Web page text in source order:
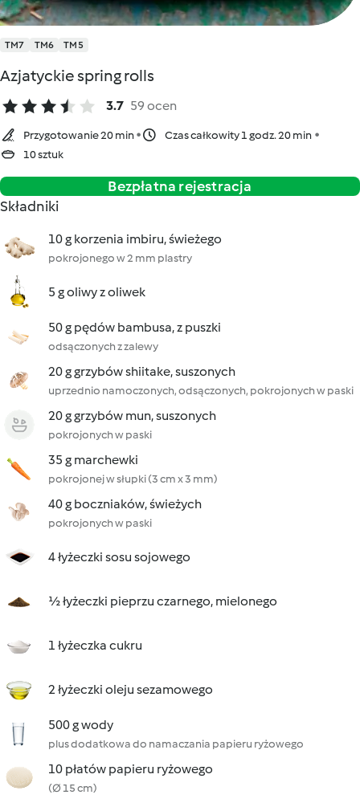
TM7 TM6 TM5
Azjatyckie spring rolls
3.7 59 ocen
Przygotowanie 20 min
Czas całkowity 1 godz. 20 min
10 sztuk
Bezpłatna rejestracja
Składniki
10 g korzenia imbiru, świeżego
pokrojonego w 2 mm plastry
5 g oliwy z oliwek
50 g pędów bambusa, z puszki
odsączonych z zalewy
20 g grzybów shiitake, suszonych
uprzednio namoczonych, odsączonych, pokrojonych w paski
20 g grzybów mun, suszonych
pokrojonych w paski
35 g marchewki
pokrojonej w słupki (3 cm x 3 mm)
40 g boczniaków, świeżych
pokrojonych w paski
4 łyżeczki sosu sojowego
½ łyżeczki pieprzu czarnego, mielonego
1 łyżeczka cukru
2 łyżeczki oleju sezamowego
500 g wody
plus dodatkowa do namaczania papieru ryżowego
10 płatów papieru ryżowego
(Ø 15 cm)